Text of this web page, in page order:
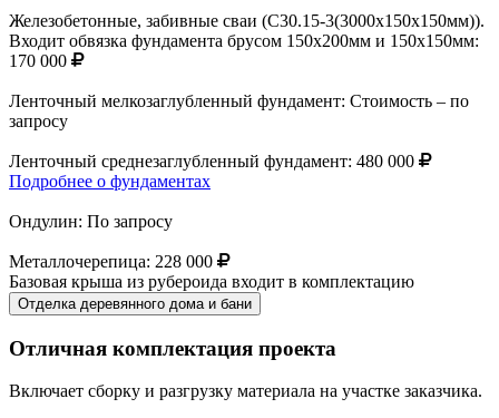
Железобетонные, забивные сваи (С30.15-3(3000х150х150мм)).
Входит обвязка фундамента брусом 150х200мм и 150х150мм:
170 000
Ленточный мелкозаглубленный фундамент: Стоимость – по
запросу
Ленточный среднезаглубленный фундамент: 480 000
Подробнее о фундаментах
Ондулин: По запросу
Металлочерепица: 228 000
Базовая крыша из рубероида входит в комплектацию
Отделка деревянного дома и бани
Отличная комплектация проекта
Включает сборку и разгрузку материала на участке заказчика.